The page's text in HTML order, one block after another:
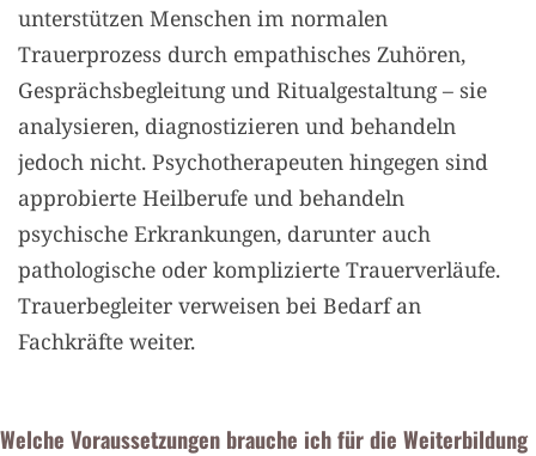
unterstützen Menschen im normalen
Trauerprozess durch empathisches Zuhören,
Gesprächsbegleitung und Ritualgestaltung – sie
analysieren, diagnostizieren und behandeln
jedoch nicht. Psychotherapeuten hingegen sind
approbierte Heilberufe und behandeln
psychische Erkrankungen, darunter auch
pathologische oder komplizierte Trauerverläufe.
Trauerbegleiter verweisen bei Bedarf an
Fachkräfte weiter.
Welche Voraussetzungen brauche ich für die Weiterbildung